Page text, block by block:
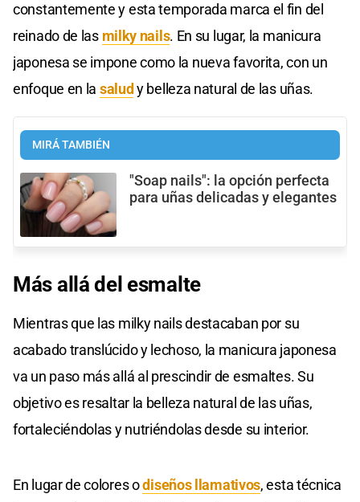
constantemente y esta temporada marca el fin del
reinado de las milky nails. En su lugar, la manicura
japonesa se impone como la nueva favorita, con un
enfoque en la salud y belleza natural de las uñas.
MIRÁ TAMBIÉN
"Soap nails": la opción perfecta
para uñas delicadas y elegantes
Más allá del esmalte
Mientras que las milky nails destacaban por su
acabado translúcido y lechoso, la manicura japonesa
va un paso más allá al prescindir de esmaltes. Su
objetivo es resaltar la belleza natural de las uñas,
fortaleciéndolas y nutriéndolas desde su interior.
En lugar de colores odiseños llamativos, esta técnica